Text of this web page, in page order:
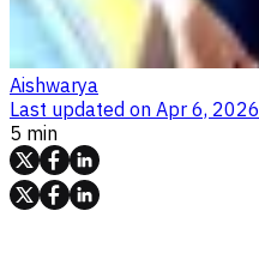
Aishwarya
Last updated on Apr 6, 2026
5 min